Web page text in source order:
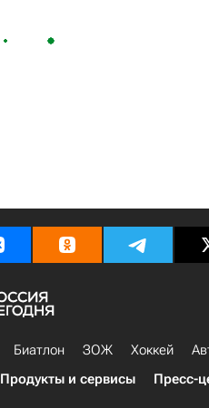
Биатлон ЗОЖ Хоккей
Продукты и сервисы Пресс-